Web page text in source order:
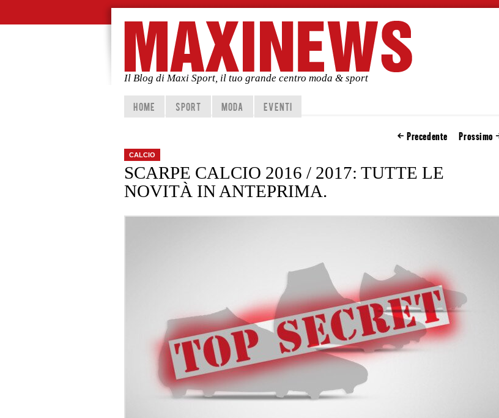
Il Blog di Maxi Sport, il tuo grande centro moda & sport
Vai al contenuto principale
Vai al contenuto secondario
HOME SPORT MODA EVENTI
Precedente Prossimo
CALCIO
SCARPE CALCIO 2016 / 2017: TUTTE LE
NOVITÀ IN ANTEPRIMA.